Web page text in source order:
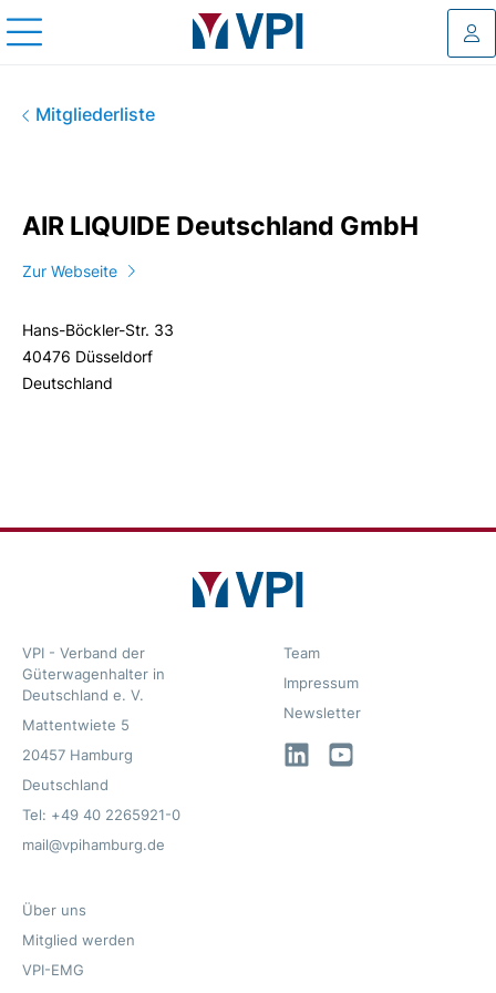
Mitgliederliste
AIR LIQUIDE Deutschland
AIR LIQUIDE Deutschland GmbH
Zur Webseite
Hans-Böckler-Str. 33
40476 Düsseldorf
Deutschland
VPI - Verband der
Güterwagenhalter in
Deutschland e. V.
Mattentwiete 5
20457 Hamburg
Deutschland
Tel: +49 40 2265921-0
mail@vpihamburg.de
Team
Impressum
Newsletter
LinkedInYouTube
Über uns
Mitglied werden
VPI-EMG